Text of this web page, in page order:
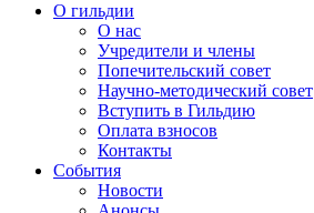
О гильдии
О нас
Учредители и члены
Попечительский совет
Научно-методический совет
Вступить в Гильдию
Оплата взносов
Контакты
События
Новости